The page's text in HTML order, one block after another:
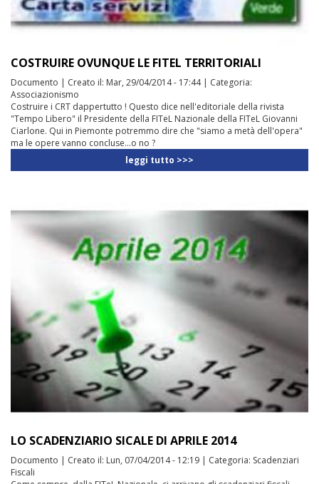
COSTRUIRE OVUNQUE LE FITEL TERRITORIALI
Documento | Creato il: Mar, 29/04/2014 - 17:44| Categoria:
Associazionismo
Costruire i CRT dappertutto ! Questo dice nell'editoriale della rivista
"Tempo Libero" il Presidente della FITeL Nazionale della FITeL Giovanni
Ciarlone. Qui in Piemonte potremmo dire che "siamo a metà dell'opera"
ma le opere vanno concluse...o no ?
leggi tutto >>>
LO SCADENZIARIO SICALE DI APRILE 2014
Documento | Creato il: Lun, 07/04/2014 - 12:19 | Categoria: Scadenziari
Fiscali